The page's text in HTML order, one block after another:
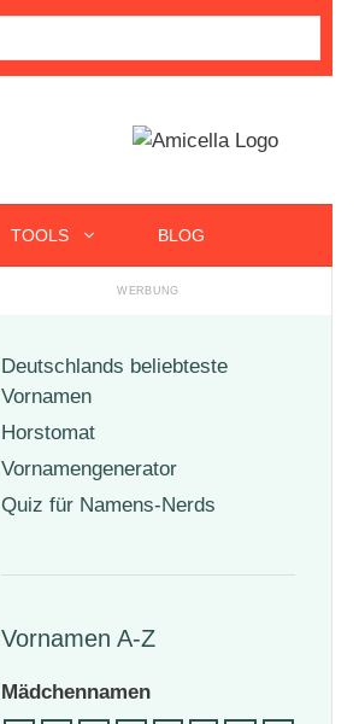
TOOLS BLOG
Deutschlands beliebteste
Vornamen
Horstomat
Vornamengenerator
Quiz für Namens-Nerds
Vornamen A-Z
Mädchennamen